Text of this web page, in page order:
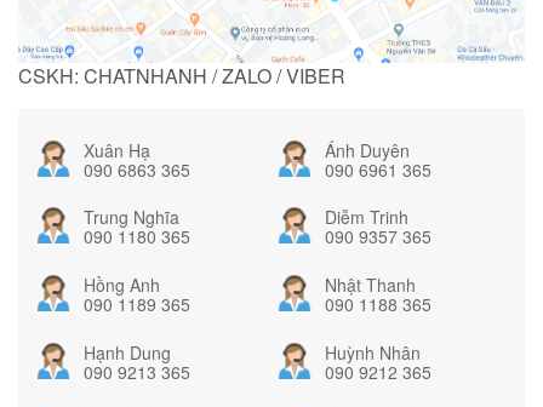
CSKH: CHATNHANH / ZALO / VIBER
Xuân Hạ
090 6863 365
Ánh Duyên
090 6961 365
Trung Nghĩa
090 1180 365
Diễm Trinh
090 9357 365
Hồng Anh
090 1189 365
Nhật Thanh
090 1188 365
Hạnh Dung
090 9213 365
Huỳnh Nhân
090 9212 365